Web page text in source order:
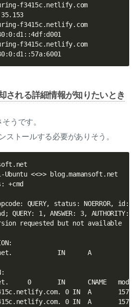
f3415c.netlify.com
f3415c.netlify.com
f3415c.netlify.com
される詳細情報が知りたいとき
うです。
ストールする必要がありそう。
<<>> blog.mamansoft.net
+cmd
QUERY, status: NOERROR, id:
1, ANSWER: 3, AUTHORITY:
requested but not available
IN      A
0       IN      CNAME
0 IN  A
0 IN  A